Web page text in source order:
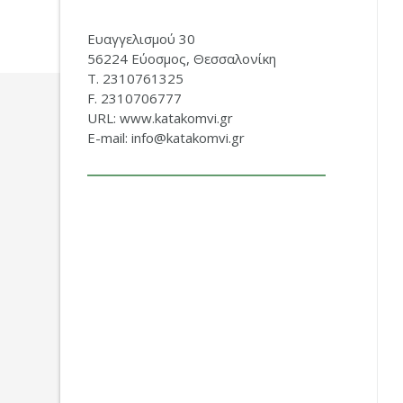
Ευαγγελισμού 30
56224 Εύοσμος, Θεσσαλονίκη
Τ. 2310761325
F. 2310706777
URL: www.katakomvi.gr
E-mail: info@katakomvi.gr